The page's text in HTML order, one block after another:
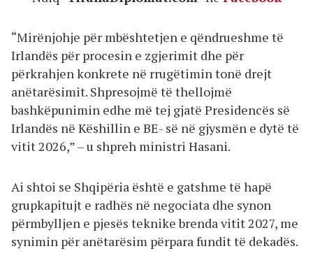
“Mirënjohje për mbështetjen e qëndrueshme të
Irlandës për procesin e zgjerimit dhe për
përkrahjen konkrete në rrugëtimin tonë drejt
anëtarësimit. Shpresojmë të thellojmë
bashkëpunimin edhe më tej gjatë Presidencës së
Irlandës në Këshillin e BE- së në gjysmën e dytë të
vitit 2026,” – u shpreh ministri Hasani.
Ai shtoi se Shqipëria është e gatshme të hapë
grupkapitujt e radhës në negociata dhe synon
përmbylljen e pjesës teknike brenda vitit 2027, me
synimin për anëtarësim përpara fundit të dekadës.